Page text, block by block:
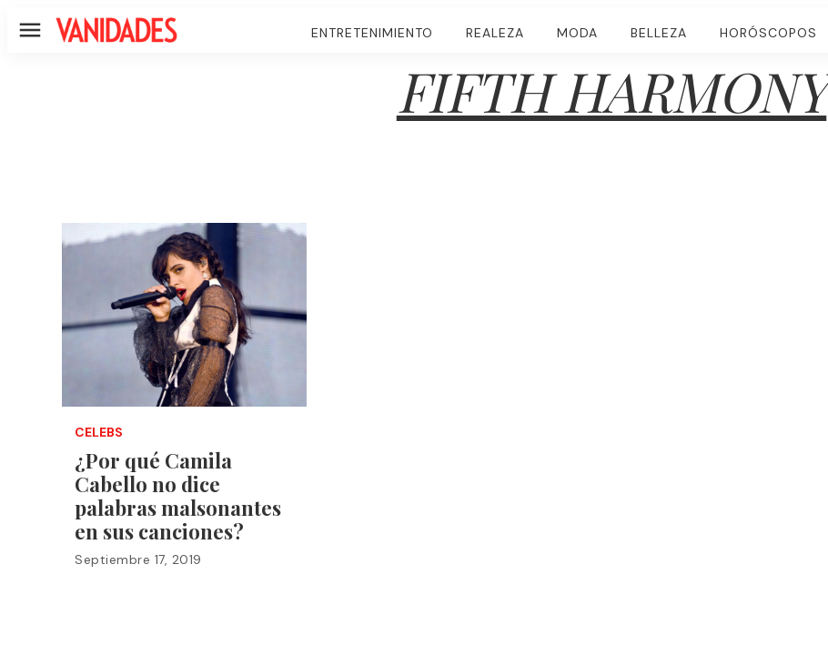
Menú ENTRETENIMIENTO REALEZA MODA BELLEZA HORÓSCOPOS
FIFTH HARMONY
CELEBS
¿Por qué Camila
Cabello no dice
palabras malsonantes
en sus canciones?
Septiembre 17, 2019